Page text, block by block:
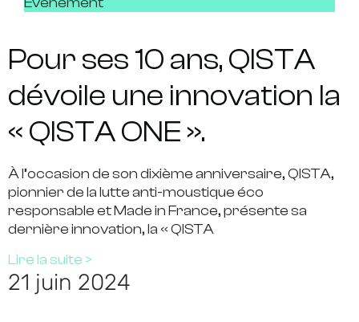
Pour ses 10 ans, QISTA
dévoile une innovation la
« QISTA ONE ».
À l’occasion de son dixième anniversaire, QISTA,
pionnier de la lutte anti-moustique éco
responsable et Made in France, présente sa
dernière innovation, la « QISTA
Lire la suite >
21 juin 2024